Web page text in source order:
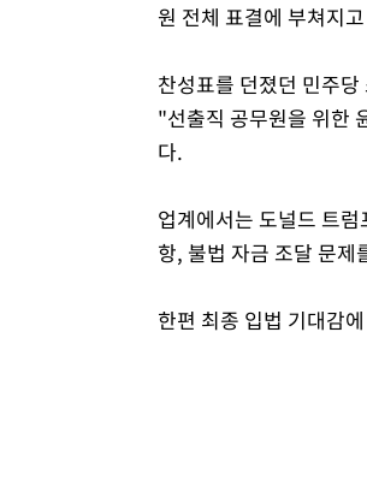
원 전체 표결에 부쳐지
찬성표를 던졌던 민주
"선출직 공무원을 위한
다.
업계에서는 도널드 트
항, 불법 자금 조달 문제
한편 최종 입법 기대감